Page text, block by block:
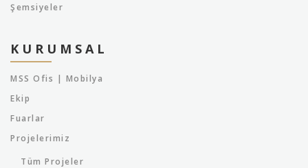
Şemsiyeler
KURUMSAL
MSS Ofis | Mobilya
Ekip
Fuarlar
Projelerimiz
Tüm Projeler